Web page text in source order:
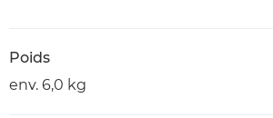
Poids
env. 6,0 kg